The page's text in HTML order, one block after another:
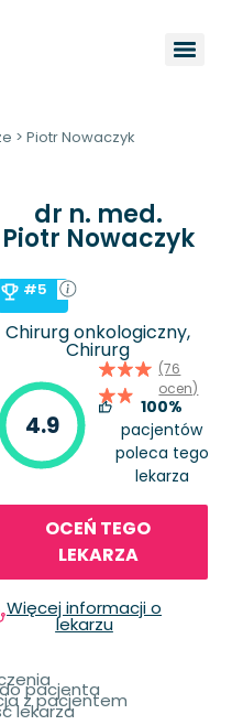
> Piotr Nowaczyk
dr n. med.
Piotr Nowaczyk
#5
Chirurg onkologiczny,
Chirurg
4.9
(76
ocen)
100%
pacjentów
poleca tego
lekarza
OCEŃ TEGO
LEKARZA
Więcej informacji o
lekarzu
pacjenta
z pacjentem
lekarza